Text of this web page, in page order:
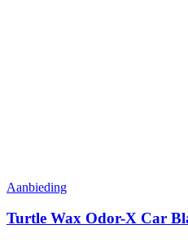
Aanbieding
Turtle Wax Odor-X Car